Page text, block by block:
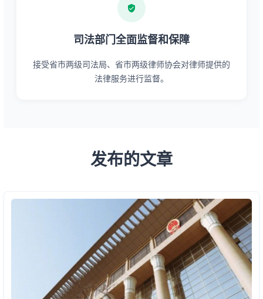
司法部门全面监督和保障
接受省市两级司法局、省市两级律师协会对律师提供的
法律服务进行监督。
发布的文章